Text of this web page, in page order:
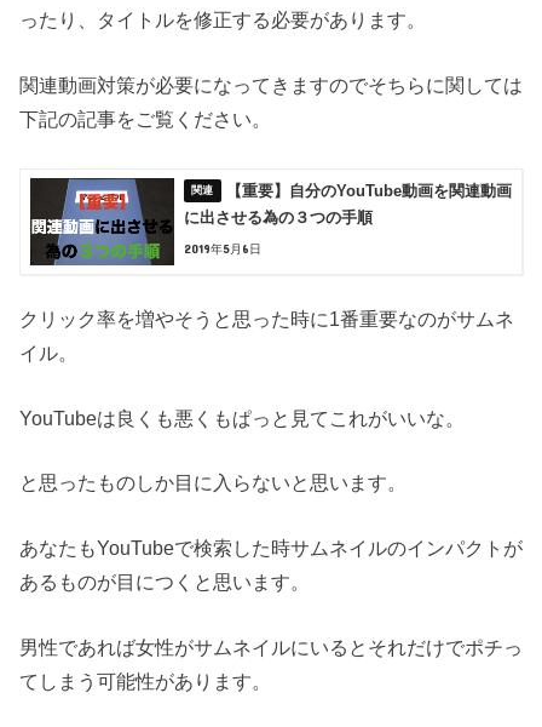
ったり、タイトルを修正する必要があります。
関連動画対策が必要になってきますのでそちらに関しては
下記の記事をご覧ください。
【重要】自分のYouTube動画を関連動画
に出させる為の３つの手順
2019年5月6日
クリック率を増やそうと思った時に1番重要なのがサムネ
イル。
YouTubeは良くも悪くもぱっと見てこれがいいな。
と思ったものしか目に入らないと思います。
あなたもYouTubeで検索した時サムネイルのインパクトが
あるものが目につくと思います。
男性であれば女性がサムネイルにいるとそれだけでポチっ
てしまう可能性があります。